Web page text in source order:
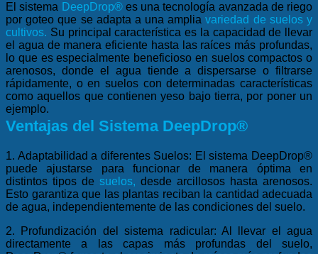
El sistema DeepDrop®es una tecnología avanzada de riego
por goteo que se adapta a una ampliavariedad de suelos y
cultivos. Su principal característica es la capacidad de llevar
el agua de manera eficiente hasta las raíces más profundas,
lo que es especialmente beneficioso en suelos compactos o
arenosos, donde el agua tiende a dispersarse o filtrarse
rápidamente, o en suelos con determinadas características
como aquellos que contienen yeso bajo tierra, por poner un
ejemplo.
Ventajas del Sistema DeepDrop®
1. Adaptabilidad a diferentes Suelos: El sistema DeepDrop®
puede ajustarse para funcionar de manera óptima en
distintos tipos de suelos, desde arcillosos hasta arenosos.
Esto garantiza que las plantas reciban la cantidad adecuada
de agua, independientemente de las condiciones del suelo.
2. Profundización del sistema radicular: Al llevar el agua
directamente a las capas más profundas del suelo,